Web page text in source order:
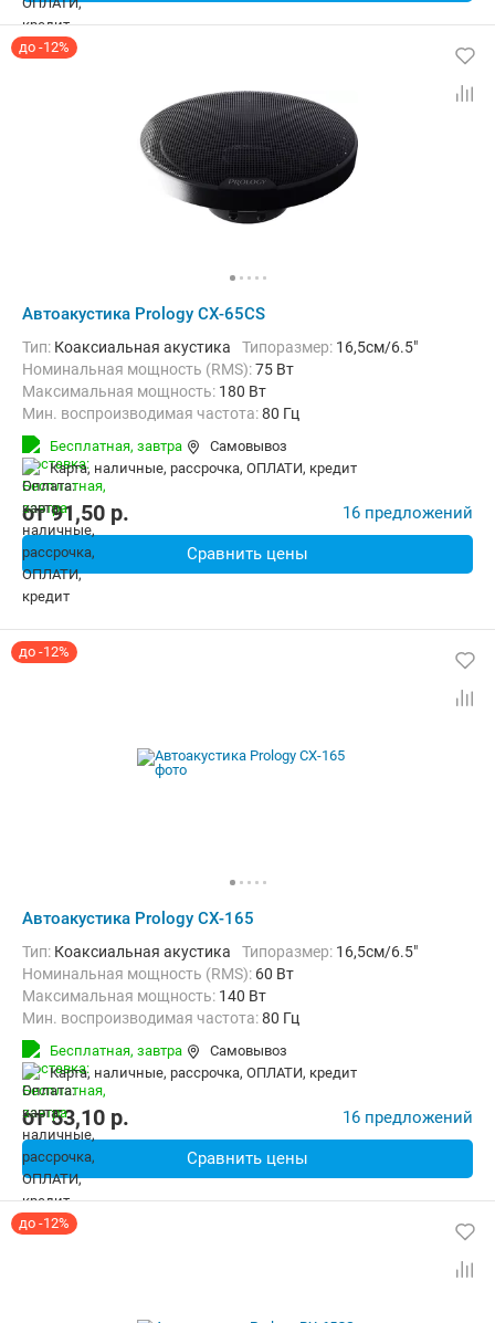
до -12%
Автоакустика Prology CX-65CS
тип: Коаксиальная акустика Типоразмер: 16,5см/6.5"
Номинальная мощность (RMS):75 Вт
Максимальная мощность: 180 Вт
Мин. воспроизводимая частота:80 Гц
Макс. воспроизводимая частота:
Бесплатная, завтра
Самовывоз
карта, наличные, рассрочка, ОПЛАТИ, кредит
от91,50 p. 16 предложений
Сравнить цены
до -12%
Автоакустика Prology CX-165
тип: Коаксиальная акустика Типоразмер: 16,5см/6.5"
Номинальная мощность (RMS): 60 Вт
Максимальная мощность: 140 Вт
Мин. воспроизводимая частота:80 Гц
Макс. воспроизводимая частота:
Бесплатная, завтра
Самовывоз
карта, наличные, рассрочка, ОПЛАТИ, кредит
от53,10 p. 16 предложений
Сравнить цены
до -12%